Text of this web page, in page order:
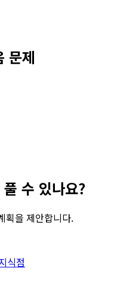
문제
수 있나요?
획을 제안합니다.
식점